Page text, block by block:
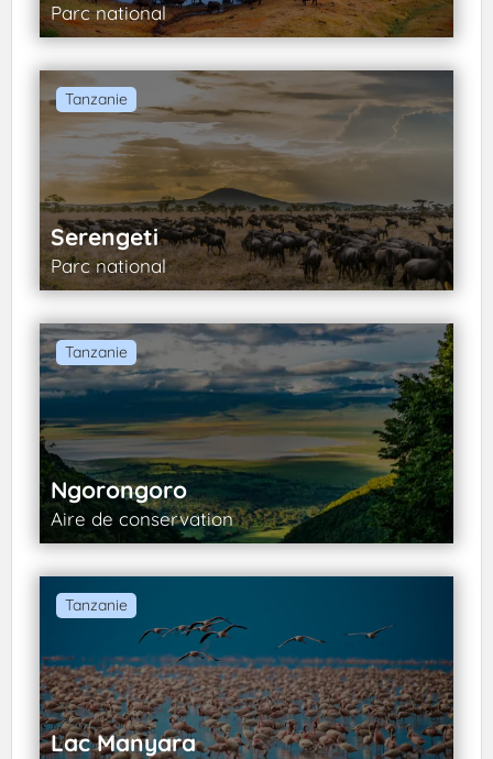
Parc national
Tanzanie
Serengeti
Parc national
Tanzanie
Ngorongoro
Aire de conservation
Tanzanie
Lac Manyara